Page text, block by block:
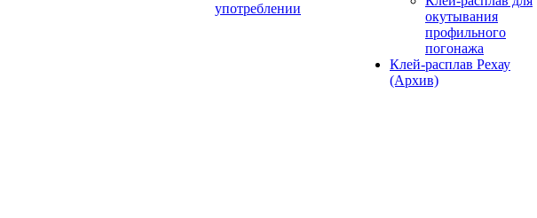
употреблении
окутывания
профильного
погонажа
Клей-расплав Рехау
(Архив)